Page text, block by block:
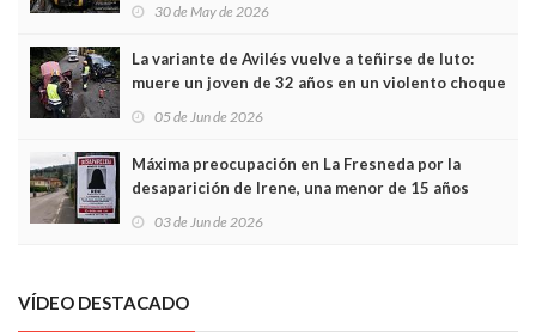
30 de May de 2026
La variante de Avilés vuelve a teñirse de luto:
muere un joven de 32 años en un violento choque
frontal
05 de Jun de 2026
Máxima preocupación en La Fresneda por la
desaparición de Irene, una menor de 15 años
03 de Jun de 2026
VÍDEO DESTACADO